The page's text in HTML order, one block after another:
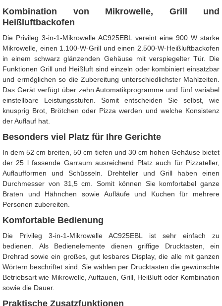
Kombination von Mikrowelle, Grill und
Heißluftbackofen
Die Privileg 3-in-1-Mikrowelle AC925EBL vereint eine 900 W starke
Mikrowelle, einen 1.100-W-Grill und einen 2.500-W-Heißluftbackofen
in einem schwarz glänzenden Gehäuse mit verspiegelter Tür. Die
Funktionen Grill und Heißluft sind einzeln oder kombiniert einsatzbar
und ermöglichen so die Zubereitung unterschiedlichster Mahlzeiten.
Das Gerät verfügt über zehn Automatikprogramme und fünf variabel
einstellbare Leistungsstufen. Somit entscheiden Sie selbst, wie
knusprig Brot, Brötchen oder Pizza werden und welche Konsistenz
der Auflauf hat.
Besonders viel Platz für Ihre Gerichte
In dem 52 cm breiten, 50 cm tiefen und 30 cm hohen Gehäuse bietet
der 25 l fassende Garraum ausreichend Platz auch für Pizzateller,
Auflaufformen und Schüsseln. Drehteller und Grill haben einen
Durchmesser von 31,5 cm. Somit können Sie komfortabel ganze
Braten und Hähnchen sowie Aufläufe und Kuchen für mehrere
Personen zubereiten.
Komfortable Bedienung
Die Privileg 3-in-1-Mikrowelle AC925EBL ist sehr einfach zu
bedienen. Als Bedienelemente dienen griffige Drucktasten, ein
Drehrad sowie ein großes, gut lesbares Display, die alle mit ganzen
Wörtern beschriftet sind. Sie wählen per Drucktasten die gewünschte
Betriebsart wie Mikrowelle, Auftauen, Grill, Heißluft oder Kombination
sowie die Dauer.
Praktische Zusatzfunktionen